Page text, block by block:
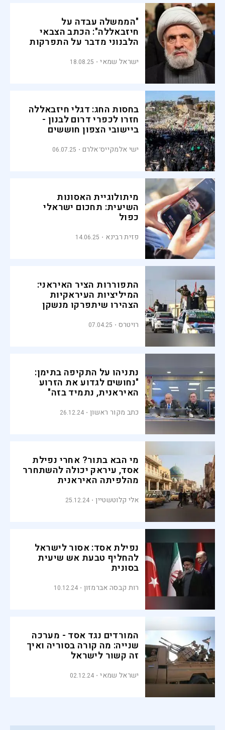
"הממשלה עבדה על
חיזבאללה": הכתב הצבאי
הלבנוני מדבר על התפרקות
ישראל שמאי 18.08.25
בחסות החג: דגלי חיזבאללה
חזרו לכפרי דרום לבנון -
ביישובי הצפון חוששים
ישי אלמקייס־אלרם 06.07.25
מיתולוגיית האסונות
השיעית: תחכום ישראלי
כפול
פזית רבינא 14.06.25
התפוררות הציר האיראני:
המיליציות העיראקיות
הצהירו שיתפרקו מנשקן
רויטרס 07.04.25
נתניהו על התקיפה בתימן:
"נחושים לגדוע את הזרוע
האיראנית, נתמיד בזה"
כתב מקור ראשון 26.12.24
מי הבא בתור? אחרי נפילת
אסד, עיראק יכולה להשתחרר
מהלפיתה האיראנית
אלי קלוטשטיין 25.12.24
נפילת אסד: אסור לישראל
להחליף טבעת אש שיעית
בסונית
רות קבסה אברמזון 10.12.24
המורדים נגד אסד - מערכה
שנייה: מה קורה בסוריה ואיך
זה קשור לישראל
ישראל שמאי 02.12.24